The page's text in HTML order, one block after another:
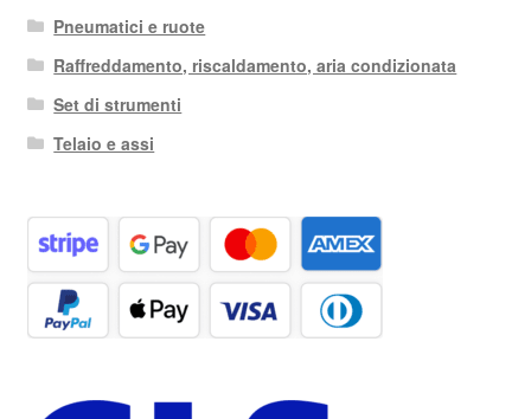
Pneumatici e ruote
Raffreddamento, riscaldamento, aria condizionata
Set di strumenti
Telaio e assi